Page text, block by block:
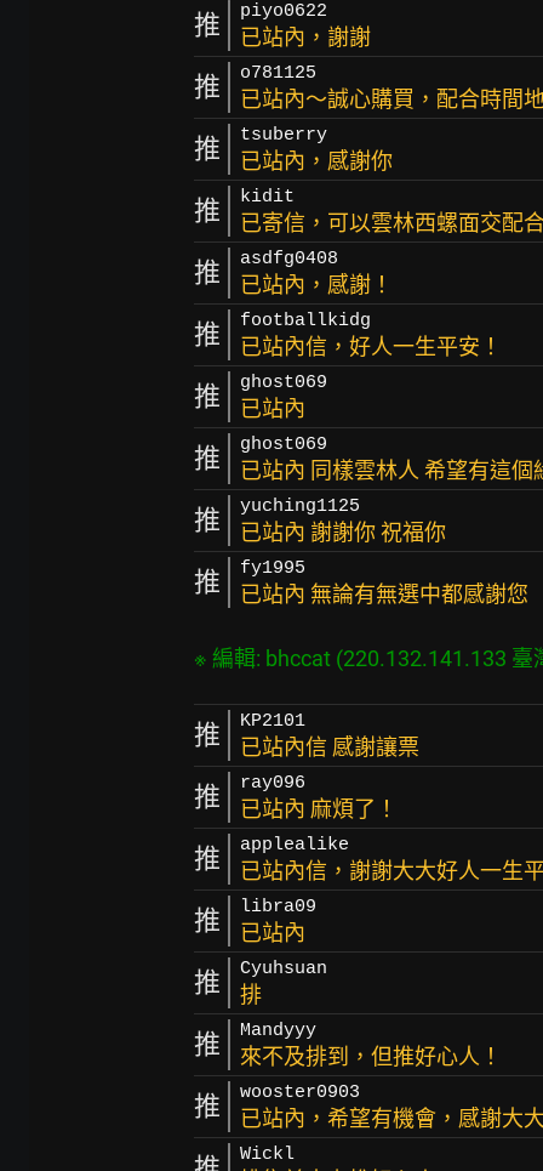
推 piyo0622
已站內，謝謝
推 o781125
已站內～誠心購買，配合時間
推 tsuberry
已站內，感謝你
推 kidit
已寄信，可以雲林西螺面交配
推 asdfg0408
已站內，感謝！
推 footballkidg
已站內信，好人一生平安！
推 ghost069
已站內
推 ghost069
已站內 同樣雲林人 希望有這個
推 yuching1125
已站內 謝謝你 祝福你
推 fy1995
已站內 無論有無選中都感謝您
推 KP2101
已站內信 感謝讓票
推 ray096
已站內 麻煩了！
推 applealike
已站內信，謝謝大大好人一生
推 libra09
已站內
推 Cyuhsuan
排
推 Mandyyy
來不及排到，但推好心人！
推 wooster0903
已站內，希望有機會，感謝大
Wickl